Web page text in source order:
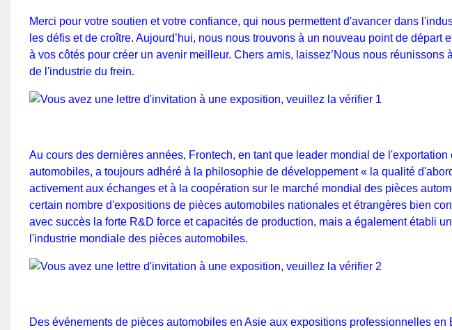
Merci pour votre soutien et votre confiance, qui nous permettent d'avancer dans
les défis et de croître. Aujourd’hui, nous nous trouvons à un nouveau point de départ
à vos côtés pour créer un avenir meilleur. Chers amis, laissez’Nous nous
de l'industrie du frein.
Au cours des dernières années, Frontech, en tant que leader mondial de
automobiles, a toujours adhéré à la philosophie de développement « la qualité
activement aux échanges et à la coopération sur le marché mondial des pièces
certain nombre d'expositions de pièces automobiles nationales et étrangères bien
avec succès la forte R&D force et capacités de production, mais a également établi
l'industrie mondiale des pièces automobiles.
Des événements de pièces automobiles en Asie aux expositions professionnelles